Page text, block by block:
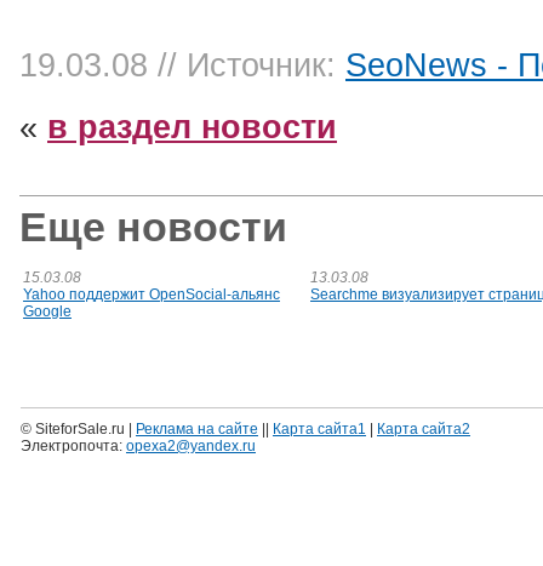
19.03.08 // Источник: SeoNews -
« в раздел новости
Еще новости
15.03.08
Yahoo поддержит OpenSocial-альянс
Google
13.03.08
Searchme визуализирует
© SiteforSale.ru | Реклама на сайте Карта сайта1
Карта сайта2
Электропочта: opexa2@yandex.ru